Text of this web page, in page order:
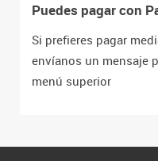
Puedes pagar con
Si prefieres pagar
envíanos un mensaje
menú superior